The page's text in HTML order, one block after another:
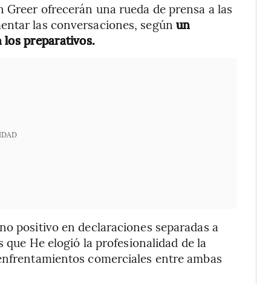
ofrecerán una rueda de prensa a las
las conversaciones, según un
preparativos.
positivo en declaraciones separadas a
He elogió la profesionalidad de la
comerciales entre ambas